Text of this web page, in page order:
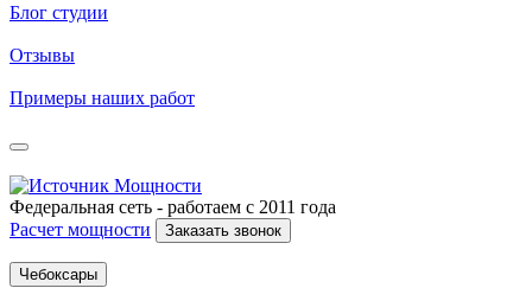
Блог студии
Отзывы
Примеры наших работ
Федеральная сеть - работаем с 2011 года
Расчет мощности
Заказать звонок
Чебоксары